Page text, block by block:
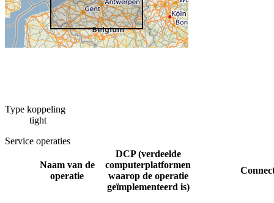
Type koppeling
tight
Service operaties
Naam van de
operatie
DCP (verdeelde
computerplatformen
waarop de operatie
geïmplementeerd is)